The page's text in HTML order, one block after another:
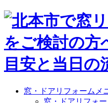
窓・ドアリフォームメ
窓・ドアリフォ